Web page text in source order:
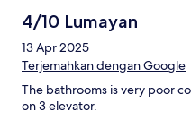
4/10 Lumayan
13 Apr 2025
Terjemahkan dengan Google
The bathrooms is very poor
on 3 elevator.